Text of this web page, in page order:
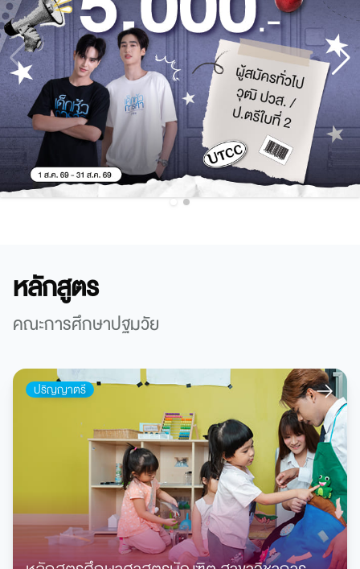
หลักสูตร
คณะการศึกษาปฐมวัย
ปริญญาตรี